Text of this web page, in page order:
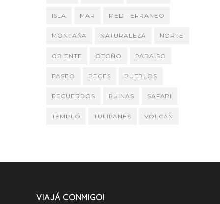
ISLA MAR MEDITERRANEO
MONTAÑA NATURALEZA NORTE
ORIENTE OTOÑO PARAISO
PASEO PECES PUEBLOS
RECUERDOS RUINAS SAFARI
TEMPLO TULIPANES VOLCÁN
VIAJÁ CONMIGO!